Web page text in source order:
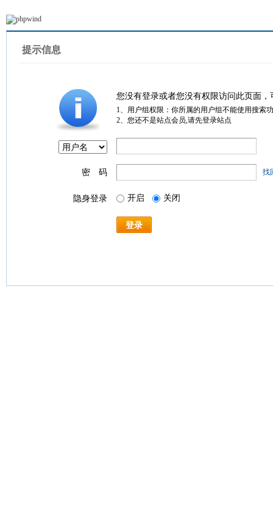
提示信息
您没有登录或者您没有权限访问此页面
1、用户组权限：你所属的用户组不能使用搜索
2、您还不是站点会员,请先登录站点
密 码 找
隐身登录 开启 关闭
登录